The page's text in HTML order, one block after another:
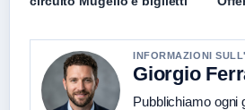
INFORMAZIONI
Giorgio
Pubblichiamo ogni